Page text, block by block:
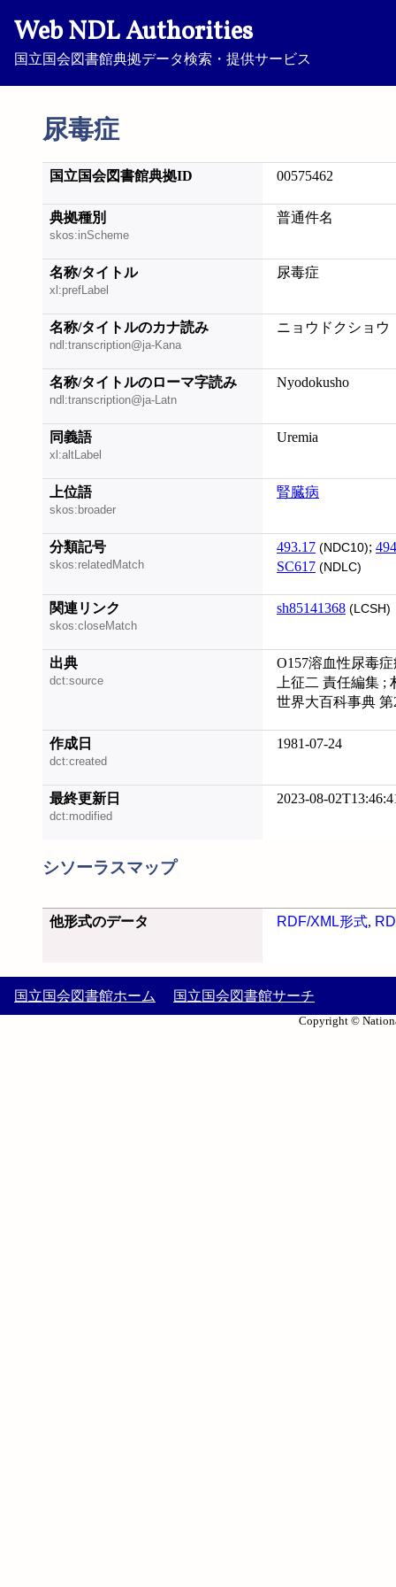
Web NDL Authorities
国立国会図書館典拠データ検索・提供サービス
尿毒症
国立国会図書館典拠ID 00575462
典拠種別
skos:inScheme
普通件名
名称/タイトル
xl:prefLabel
尿毒症
名称/タイトルのカナ読み
ndl:transcription@ja-Kana
ニョウドクショウ
名称/タイトルのローマ字読み
ndl:transcription@ja-Latn
Nyodokusho
同義語
xl:altLabel
Uremia
上位語
skos:broader
腎臓病
分類記号
skos:relatedMatch
493.17 (NDC10);
SC617 (NDLC)
関連リンク
skos:closeMatch
sh85141368 (LCSH)
出典
dct:source
O157溶血性尿毒
上征二 責任編集 ;
世界大百科事典 第
作成日
dct:created
1981-07-24
最終更新日
dct:modified
2023-08-
シソーラスマップ
他形式のデータ RDF/XML形式,
国立国会図書館ホーム 国立国会図書館サーチ
Copyright ©